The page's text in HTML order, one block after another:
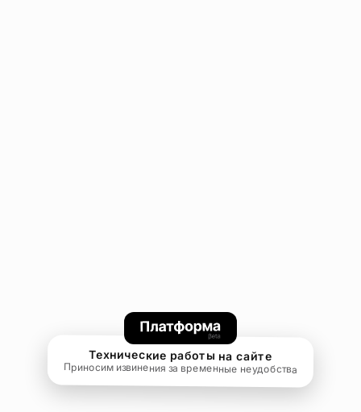
Технические работы на сайте
Приносим извинения за временные неудобства